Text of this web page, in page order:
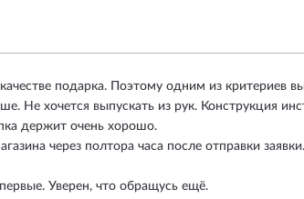
подарка. Поэтому одним из
Не хочется выпускать из рук. Конструкция
держит очень хорошо.
через полтора часа после отправки
Уверен, что обращусь ещё.